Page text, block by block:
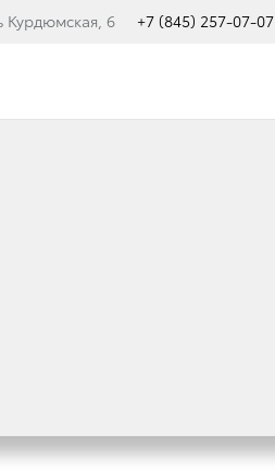
Курдюмская, 6 +7 (845) 257-07-07